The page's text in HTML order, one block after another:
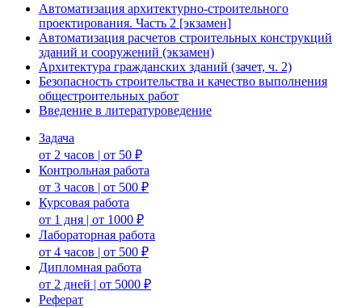
Автоматизация архитектурно-строительного
проектирования. Часть 2 [экзамен]
Автоматизация расчетов строительных конструкций
зданий и сооружений (экзамен)
Архитектура гражданских зданий (зачет, ч. 2)
Безопасность строительства и качество выполнения
общестроительных работ
Введение в литературоведение
Задача
от 2 часов | от 50 ₽
Контрольная работа
от 3 часов | от 500 ₽
Курсовая работа
от 1 дня | от 1000 ₽
Лабораторная работа
от 4 часов | от 500 ₽
Дипломная работа
от 2 дней | от 5000 ₽
Реферат